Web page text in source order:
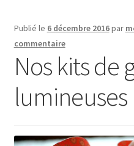
Publié le 6 décembre 2016par
commentaire
Nos kits de
lumineuses